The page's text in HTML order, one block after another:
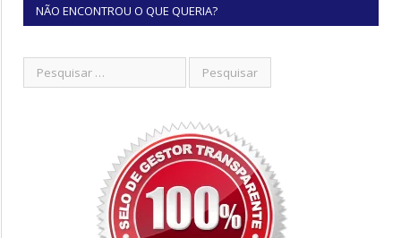
NÃO ENCONTROU O QUE QUERIA?